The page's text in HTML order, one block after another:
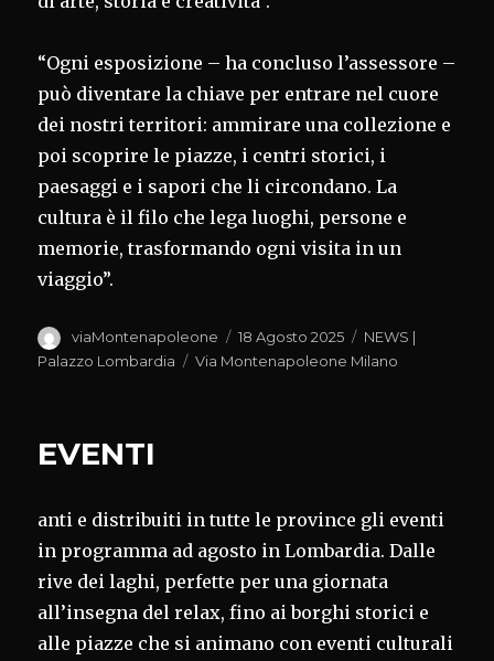
“Ogni esposizione – ha concluso l’assessore –
può diventare la chiave per entrare nel cuore
dei nostri territori: ammirare una collezione e
poi scoprire le piazze, i centri storici, i
paesaggi e i sapori che li circondano. La
cultura è il filo che lega luoghi, persone e
memorie, trasformando ogni visita in un
viaggio”.
Autore
viaMontenapoleone
Pubblicato
il
18 Agosto 2025 Categorie
NEWS |
Palazzo Lombardia
Tag
Via Montenapoleone Milano
EVENTI
anti e distribuiti in tutte le province gli eventi
in programma ad agosto in Lombardia. Dalle
rive dei laghi, perfette per una giornata
all’insegna del relax, fino ai borghi storici e
alle piazze che si animano con eventi culturali